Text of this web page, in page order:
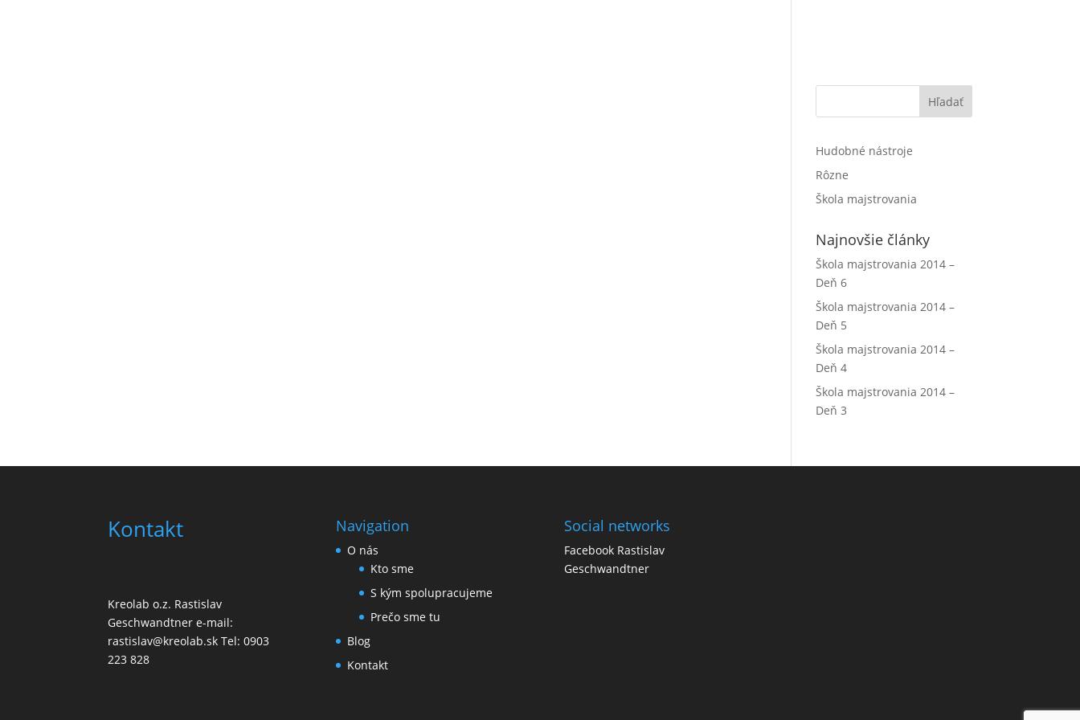
Hľadať
Hudobné nástroje
Rôzne
Škola majstrovania
Najnovšie články
Škola majstrovania 2014 –
Deň 6
Škola majstrovania 2014 –
Deň 5
Škola majstrovania 2014 –
Deň 4
Škola majstrovania 2014 –
Deň 3
Kontakt
Kreolab o.z. Rastislav
Geschwandtner e-mail:
rastislav@kreolab.sk Tel: 0903
223 828
Navigation
O nás
Kto sme
S kým spolupracujeme
Prečo sme tu
Blog
Kontakt
Social networks
Facebook Rastislav
Geschwandtner